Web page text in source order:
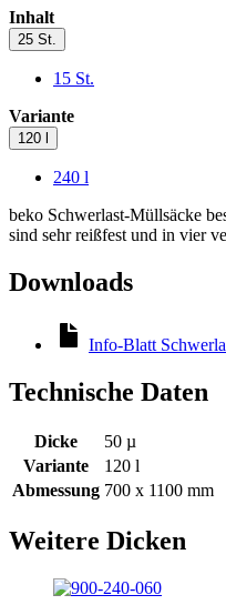
Inhalt
25 St.
15 St.
Variante
120 l
240 l
beko Schwerlast-Müllsäcke
sind sehr reißfest und in vier
Downloads
Info-Blatt
Technische Daten
Dicke
50 µ
Variante
120 l
Abmessung 700 x 1100 mm
Weitere Dicken